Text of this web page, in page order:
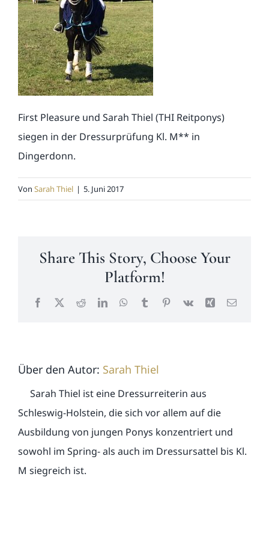
News
Kontakt
First Pleasure und Sarah Thiel (THI Reitponys)
siegen in der Dressurprüfung Kl. M** in
Dingerdonn.
Von Sarah Thiel | 5. Juni 2017
Share This Story, Choose Your
Platform!
Facebook
X RedditLinkedInWhatsApp
TumblrPinterest
Vk Xing E-
Über den Autor: Sarah Thiel
Sarah Thiel ist eine Dressurreiterin aus
Schleswig-Holstein, die sich vor allem auf die
Ausbildung von jungen Ponys konzentriert und
sowohl im Spring- als auch im Dressursattel bis Kl.
M siegreich ist.